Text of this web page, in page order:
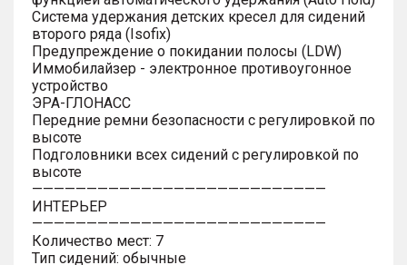
Система удержания детских кресел для сидений
второго ряда (Isofix)
Предупреждение о покидании полосы (LDW)
Иммобилайзер - электронное противоугонное
устройство
ЭРА-ГЛОНАСС
Передние ремни безопасности с регулировкой по
высоте
Подголовники всех сидений с регулировкой по
высоте
———————————————————————————
ИНТЕРЬЕР
———————————————————————————
Количество мест: 7
Тип сидений: обычные